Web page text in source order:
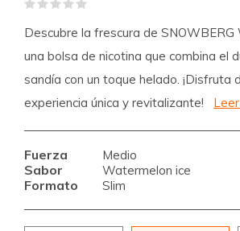
Descubre la frescura de SNOWBERG
una bolsa de nicotina que combina el
sandía con un toque helado. ¡Disfruta
experiencia única y revitalizante!
Fuerza Medio
Sabor Watermelon ice
Formato Slim